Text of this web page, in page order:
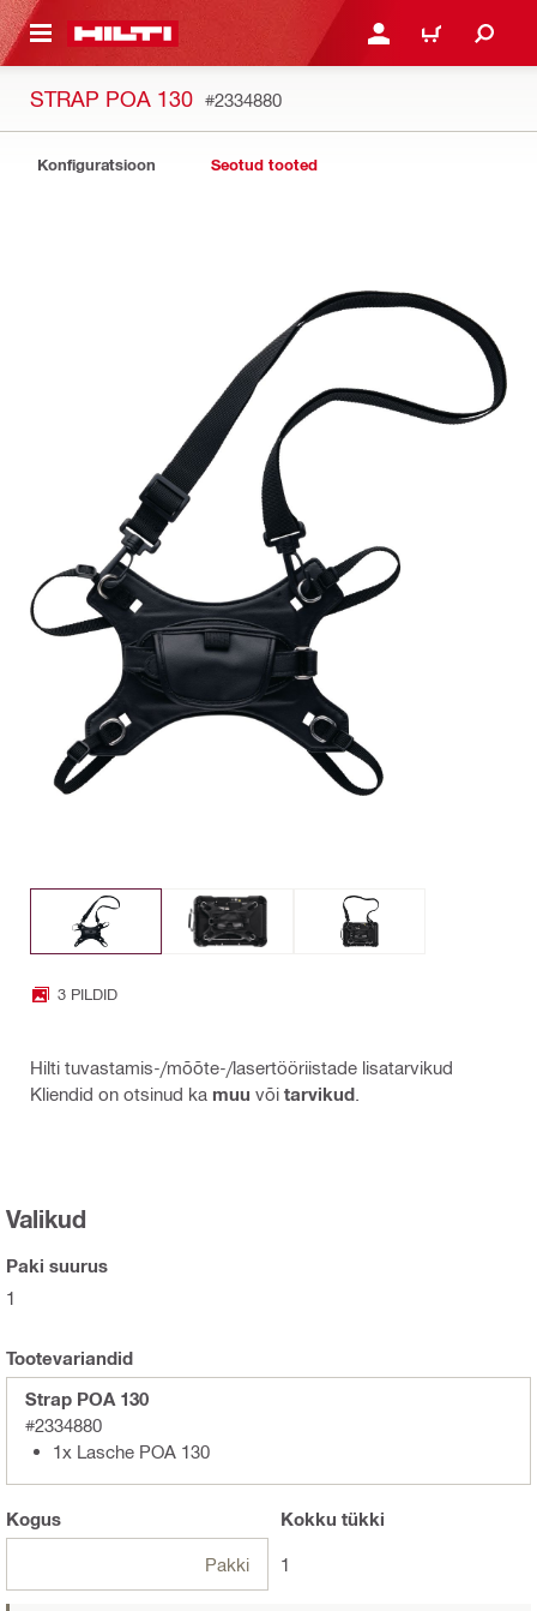
JUURDE LOGI SISSE VÕI
OSTUKORV
STRAP POA 130 #2334880
Konfiguratsioon Seotud tooted
3 PILDID
Hilti tuvastamis-/mõõte-/lasertööriistade lisatarvikud
Kliendid on otsinud ka muu või tarvikud
Valikud
Paki suurus
1
Tootevariandid
Strap POA 130
#2334880
1x Lasche POA 130
Kogus
Pakki
Kokku tükki
1